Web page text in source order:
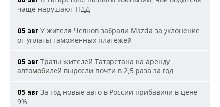
чаще нарушают ПДД
05 авг У жителя Челнов забрали Mazda за уклонение
от уплаты таможенных платежей
05 авг Траты жителей Татарстана на аренду
автомобилей выросли почти в 2,5 раза за год
05 авг За год новые авто в России прибавили в цене
9%